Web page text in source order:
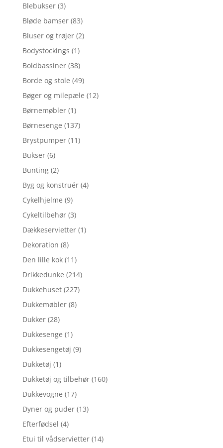
Blebukser (3)
Bløde bamser (83)
Bluser og trøjer (2)
Bodystockings (1)
Boldbassiner (38)
Borde og stole (49)
Bøger og milepæle (12)
Børnemøbler (1)
Børnesenge (137)
Brystpumper (11)
Bukser (6)
Bunting (2)
Byg og konstruér (4)
Cykelhjelme (9)
Cykeltilbehør (3)
Dækkeservietter (1)
Dekoration (8)
Den lille kok (11)
Drikkedunke (214)
Dukkehuset (227)
Dukkemøbler (8)
Dukker (28)
Dukkesenge (1)
Dukkesengetøj (9)
Dukketøj (1)
Dukketøj og tilbehør (160)
Dukkevogne (17)
Dyner og puder (13)
Efterfødsel (4)
Etui til vådservietter (14)